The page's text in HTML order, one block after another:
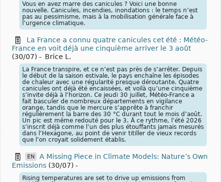
Vous en avez marre des canicules ? Voici une bonne
nouvelle. Canicules, incendies, inondations : le temps n’est
pas au pessimisme, mais à la mobilisation générale face à
l’urgence climatique.
La France a connu quatre canicules cet été : Météo-
France en voit déjà une cinquième arriver le 3 août
(30/07) - Brice L.
La France transpire, et ce n’est pas près de s’arrêter. Depuis
le début de la saison estivale, le pays enchaîne les épisodes
de chaleur avec une régularité presque déroutante. Quatre
canicules ont déjà été encaissées, et voilà qu’une cinquième
s’invite déjà à l’horizon. Ce jeudi 30 juillet, Météo-France a
fait basculer de nombreux départements en vigilance
orange, tandis que le mercure s’apprête à franchir
régulièrement la barre des 30 °C durant tout le mois d’août.
Un pic est même redouté pour le 3. À ce rythme, l’été 2026
s’inscrit déjà comme l’un des plus étouffants jamais mesurés
dans l’Hexagone, au point de venir titiller de vieux records
que l’on croyait solidement établis.
EN
A Missing Piece in Climate Models: Nature’s Own
Emissions (30/07) -
Rising temperatures are set to drive up emissions from